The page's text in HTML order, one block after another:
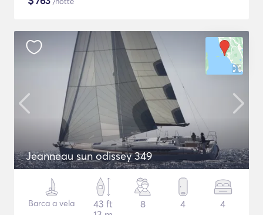
Jeanneau sun odissey 349
Barca a vela
43 ft
8 4 4